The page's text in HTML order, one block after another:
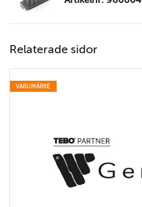
Relaterade sidor
VARUMÄRKE